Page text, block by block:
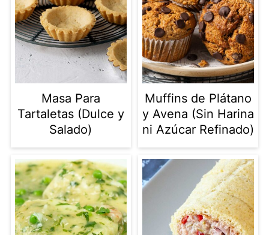
Masa Para
Tartaletas (Dulce y
Salado)
Muffins de Plátano
y Avena (Sin Harina
ni Azúcar Refinado)